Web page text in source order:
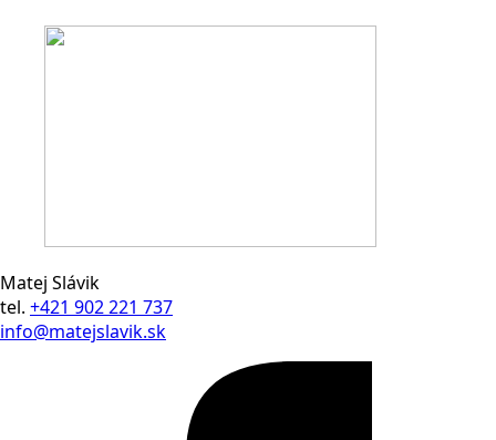
Matej Slávik
tel. +421 902 221 737
info@matejslavik.sk